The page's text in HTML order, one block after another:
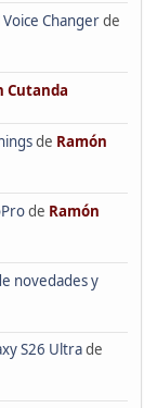
Changerde
Cutanda
de Ramón
de Ramón
novedades y
S26 Ultrade